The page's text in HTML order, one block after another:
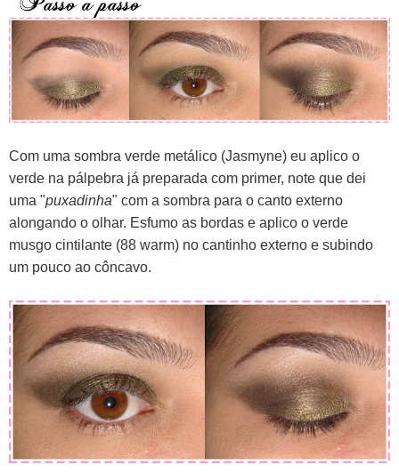
Com uma sombra verde metálico (Jasmyne) eu aplico o
verde na pálpebra já preparada com primer, note que dei
uma "puxadinha" com a sombra para o canto externo
alongando o olhar. Esfumo as bordas e aplico o verde
musgo cintilante (88 warm) no cantinho externo e subindo
um pouco ao côncavo.